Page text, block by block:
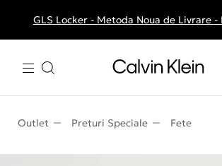
Livrare gratuita la comenzile de
GLS Locker - Metoda Noua de Livrare -
Outlet Preturi Speciale Fete